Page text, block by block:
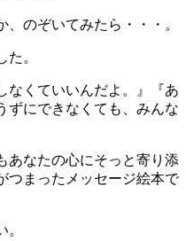
のぞいてみたら・・・。
。
なくていいんだよ。』『あ
ずにできなくても、みんな
あなたの心にそっと寄り添
つまったメッセージ絵本で